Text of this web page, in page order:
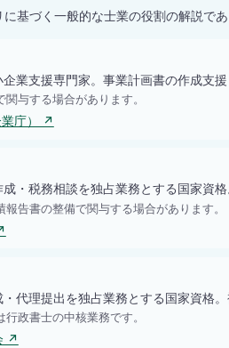
に基づく一般的な士業の役割の解説
業支援専門家。事業計画書の作成支
与する場合があります。
業庁） ↗
・税務相談を独占業務とする国家資
告書の整備で関与する場合があります。
代理提出を独占業務とする国家資格
政書士の中核業務です。
↗